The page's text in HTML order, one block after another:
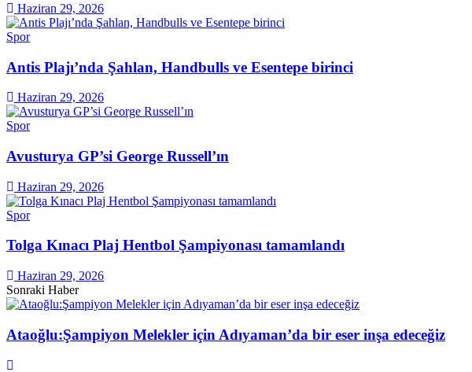
Haziran 29, 2026
Spor
Antis Plajı’nda Şahlan, Handbulls ve Esentepe birinci
Haziran 29, 2026
Spor
Avusturya GP’si George Russell’ın
Haziran 29, 2026
Spor
Tolga Kınacı Plaj Hentbol Şampiyonası tamamlandı
Haziran 29, 2026
Sonraki Haber
Ataoğlu:Şampiyon Melekler için Adıyaman’da bir eser inşa edeceğiz